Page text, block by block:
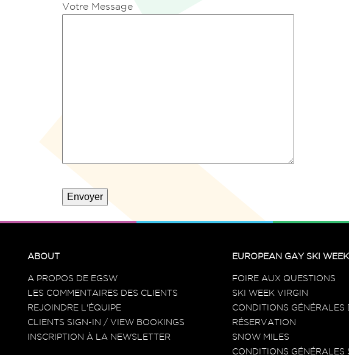
Votre Message
ABOUT
A PROPOS DE EGSW
LES COMMENTAIRES DES CLIENTS
REJOINDRE L'ÉQUIPE
CLIENTS SIGN-IN / VIEW BOOKINGS
INSCRIPTION À LA NEWSLETTER
EUROPEAN GAY SKI WEEK
FOIRE AUX QUESTIONS
SKI WEEK VIRGIN
CONDITIONS GÉNÉRALES
RÉSERVATION
SNOW MILES
CONDITIONS GÉNÉRALES